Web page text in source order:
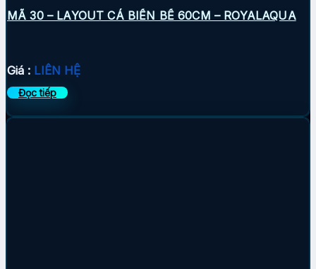
MÃ 30 – LAYOUT CÁ BIỂN BỂ 60CM – ROYALAQUA
Giá : LIÊN HỆ
Đọc tiếp